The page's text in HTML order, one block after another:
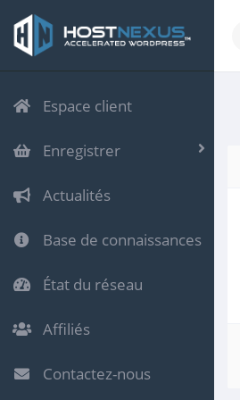
Espace client
Enregistrer
Actualités
Base de connaissances
État du réseau
Affiliés
Contactez-nous